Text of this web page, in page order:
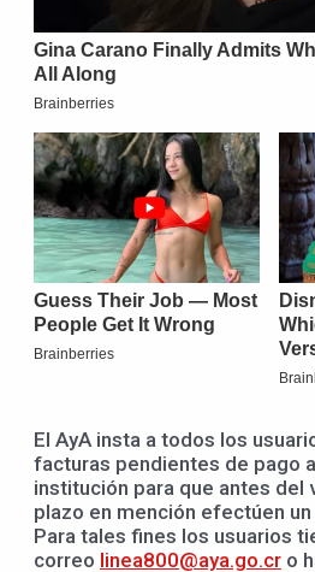
El AyA insta a todos los
facturas pendientes de pago
institución para que antes del
plazo en mención efectúen
Para tales fines los usuarios
correo linea800@aya.go.cr o